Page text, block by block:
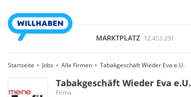
MARKTPLATZ 12.453.231
Startseite Jobs Alle Firmen Tabakgeschäft Wieder Eva e.U.
Tabakgeschäft Wieder Eva e.U.
Firma